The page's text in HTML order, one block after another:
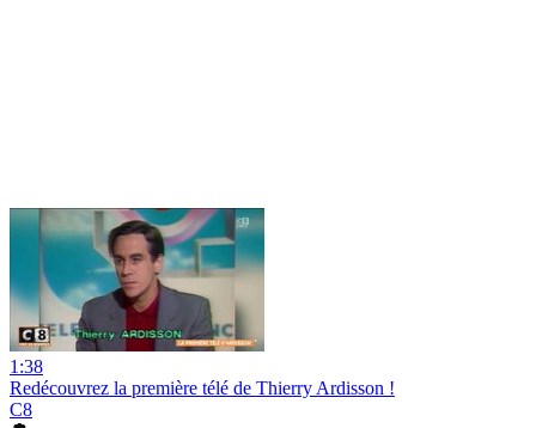
1:38
Redécouvrez la première télé de Thierry Ardisson !
C8